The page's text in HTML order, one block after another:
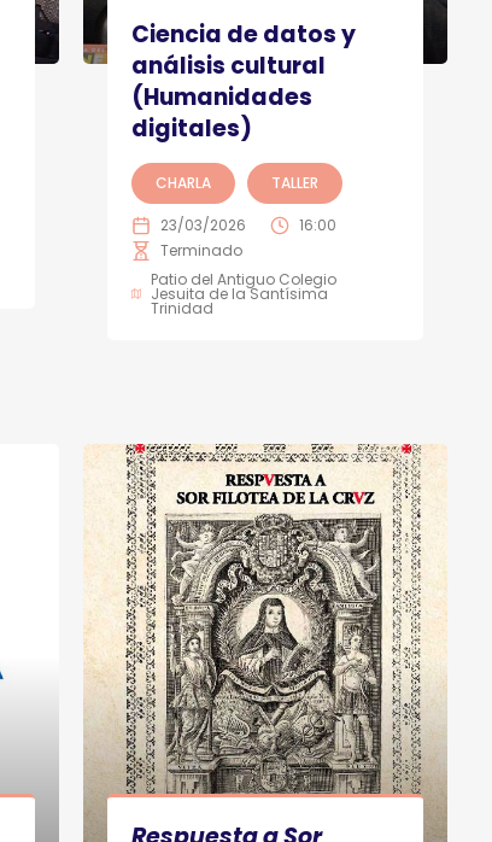
Ciencia de datos y
análisis cultural
(Humanidades
digitales)
CHARLA TALLER
23/03/2026
16:00
Terminado
Patio del Antiguo Colegio
Jesuita de la Santísima
Trinidad